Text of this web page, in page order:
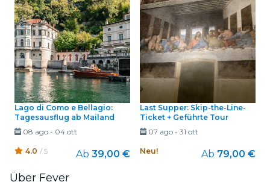
Lago di Como e Bellagio:
Tagesausflug ab Mailand
08 ago- 04 ott
4.0 / 5 Ab 39,00 €
Last Supper: Skip-the-Line-
Ticket + Geführte Tour
07 ago- 31 ott
Neu! Ab 79,00 €
Über Fever